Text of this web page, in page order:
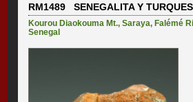
RM1489 SENEGALITA Y
Kourou Diaokouma Mt.,Saraya,Falémé
Senegal